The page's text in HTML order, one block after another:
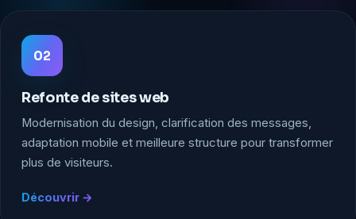
02
Refonte de sites web
Modernisation du design, clarification des messages,
adaptation mobile et meilleure structure pour transformer
plus de visiteurs.
Découvrir